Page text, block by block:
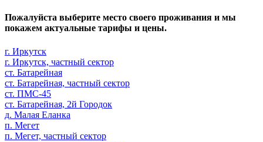
Пожалуйста выберите место своего проживания и мы
покажем актуальные тарифы и цены.
г. Иркутск
г. Иркутск, частный сектор
ст. Батарейная
ст. Батарейная, частный сектор
ст. ПМС-45
ст. Батарейная, 2й Городок
д. Малая Еланка
п. Мегет
п. Мегет, частный сектор